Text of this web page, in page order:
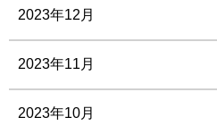
2023年12月
2023年11月
2023年10月